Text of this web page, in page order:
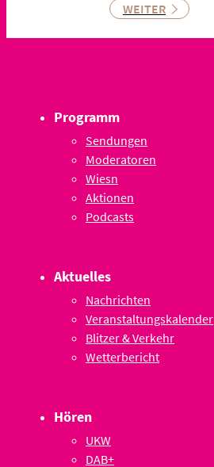
WEITER
Programm
Sendungen
Moderatoren
Wiesn
Aktionen
Podcasts
Aktuelles
Nachrichten
Veranstaltungskalender
Blitzer & Verkehr
Wetterbericht
Hören
UKW
DAB+